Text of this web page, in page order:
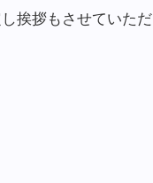
挨拶もさせていただ